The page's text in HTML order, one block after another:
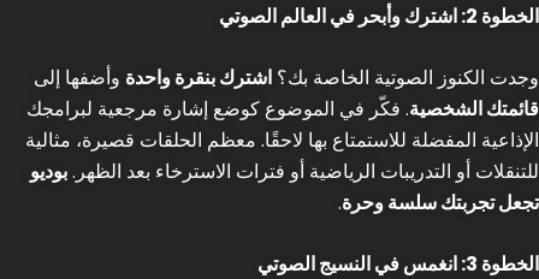
الخطوة 2: اشترك وأبحر في العالم الصوتي
وجدت الكنوز الصوتية الخاصة بك؟ اشترك بنقرة واحدة وأضفها إلى
قائمتك الشخصية. فكّر في الموضوع كوضع إشارة مرجعية لبرامجك
الإذاعية المفضلة للاستمتاع بها لاحقًا. معظم الحلقات قصيرة، مثالية
للتنقلات أو التدريبات الرياضية أو فترات الاسترخاء بعد الظهر.بوديو
تجعل تجربتك سلسة وحرة.
الخطوة 3: انغمس في النسيج الصوتي